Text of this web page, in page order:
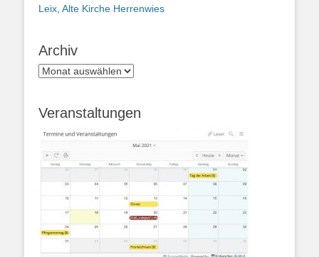
Leix, Alte Kirche Herrenwies
Archiv
Archiv
Veranstaltungen